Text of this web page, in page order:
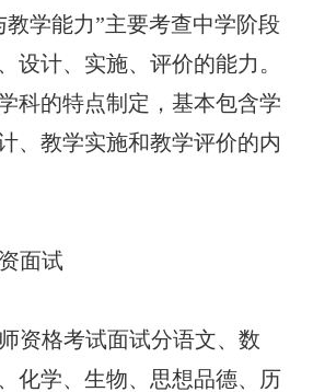
教学能力”主要考查中学阶段
设计、实施、评价的能力。
科的特点制定，基本包含学
、教学实施和教学评价的内
面试
资格考试面试分语文、数
化学、生物、思想品德、历